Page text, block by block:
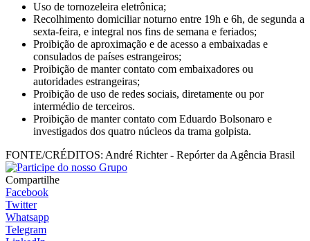
Uso de tornozeleira eletrônica;
Recolhimento domiciliar noturno entre 19h e 6h, de segunda a
sexta-feira, e integral nos fins de semana e feriados;
Proibição de aproximação e de acesso a embaixadas e
consulados de países estrangeiros;
Proibição de manter contato com embaixadores ou
autoridades estrangeiras;
Proibição de uso de redes sociais, diretamente ou por
intermédio de terceiros.
Proibição de manter contato com Eduardo Bolsonaro e
investigados dos quatro núcleos da trama golpista.
FONTE/CRÉDITOS: André Richter - Repórter da Agência Brasil
Compartilhe
Facebook
Twitter
Whatsapp
Telegram